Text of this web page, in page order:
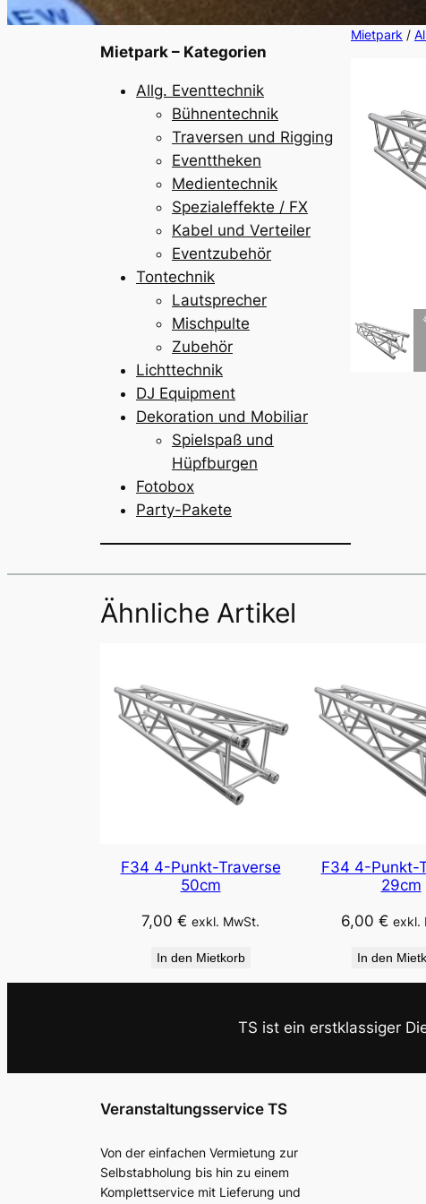
Mietpark – Kategorien
Allg. Eventtechnik
Bühnentechnik
Traversen und Rigging
Eventtheken
Medientechnik
Spezialeffekte / FX
Kabel und Verteiler
Eventzubehör
Tontechnik
Lautsprecher
Mischpulte
Zubehör
Lichttechnik
DJ Equipment
Dekoration und Mobiliar
Spielspaß und
Hüpfburgen
Fotobox
Party-Pakete
Mietpark /
Ähnliche Artikel
F34 4-Punkt-Traverse
50cm
7,00 € exkl. MwSt.
In den Mietkorb
F34 4-Punkt-
29cm
6,00 € exkl.
In den
TS ist ein erstklassiger
Veranstaltungsservice TS
Von der einfachen Vermietung zur
Selbstabholung bis hin zu einem
Komplettservice mit Lieferung und